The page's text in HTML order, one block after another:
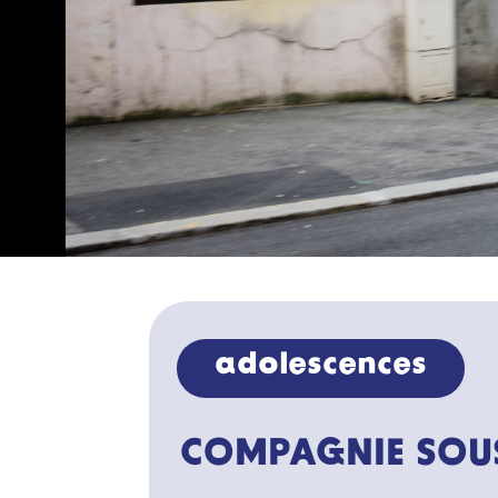
adolescences
COMPAGNIE